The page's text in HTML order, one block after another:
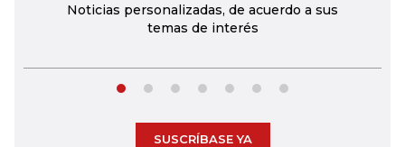
Noticias personalizadas, de acuerdo a sus
temas de interés
SUSCRÍBASE YA